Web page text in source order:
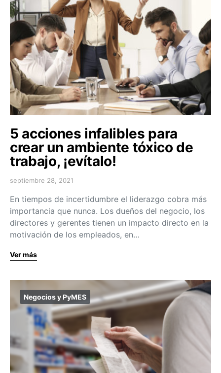
5 acciones infalibles para
crear un ambiente tóxico de
trabajo, ¡evítalo!
septiembre 28, 2021
En tiempos de incertidumbre el liderazgo cobra más
importancia que nunca. Los dueños del negocio, los
directores y gerentes tienen un impacto directo en la
motivación de los empleados, en…
Ver más
Negocios y PyMES